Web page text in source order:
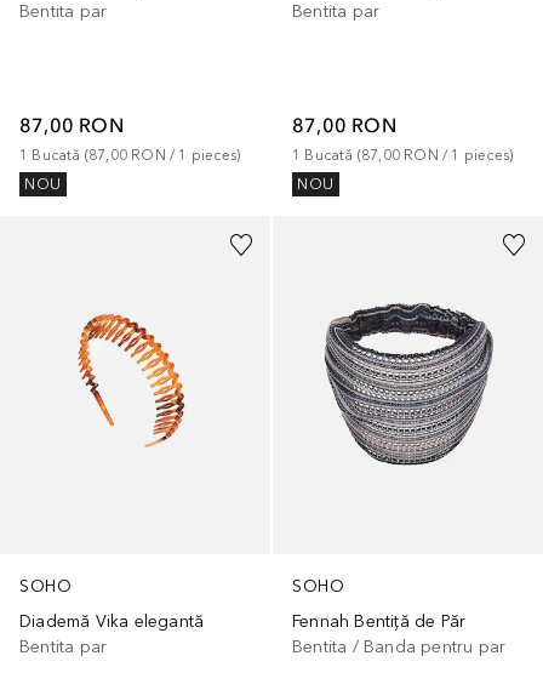
Bentita par
87,00 RON
1 Bucată (87,00 RON / 1 pieces)
NOU
Bentita par
87,00 RON
1 Bucată (87,00 RON / 1 pieces)
NOU
SOHO
Diademă Vika elegantă
Bentita par
SOHO
Fennah Bentiță de Păr
Bentita / Banda pentru par
+